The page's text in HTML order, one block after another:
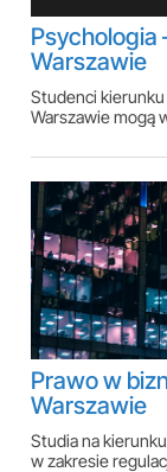
Psychologia
Warszawie
Studenci
Warszawie mogą
Prawo w
Warszawie
Studia na
w zakresie